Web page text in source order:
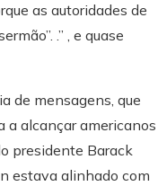
as autoridades de
.” , e quase
de mensagens, que
a alcançar americanos
presidente Barack
estava alinhado com